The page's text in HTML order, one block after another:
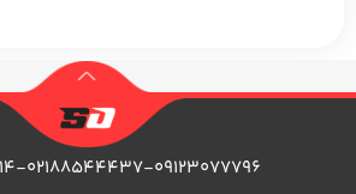
۰۲۱۸۸۵۴۰۲۱۴-۰۲۱۸۸۵۴۴۴۳۷-